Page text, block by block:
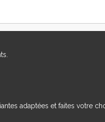
adaptées et faites votre